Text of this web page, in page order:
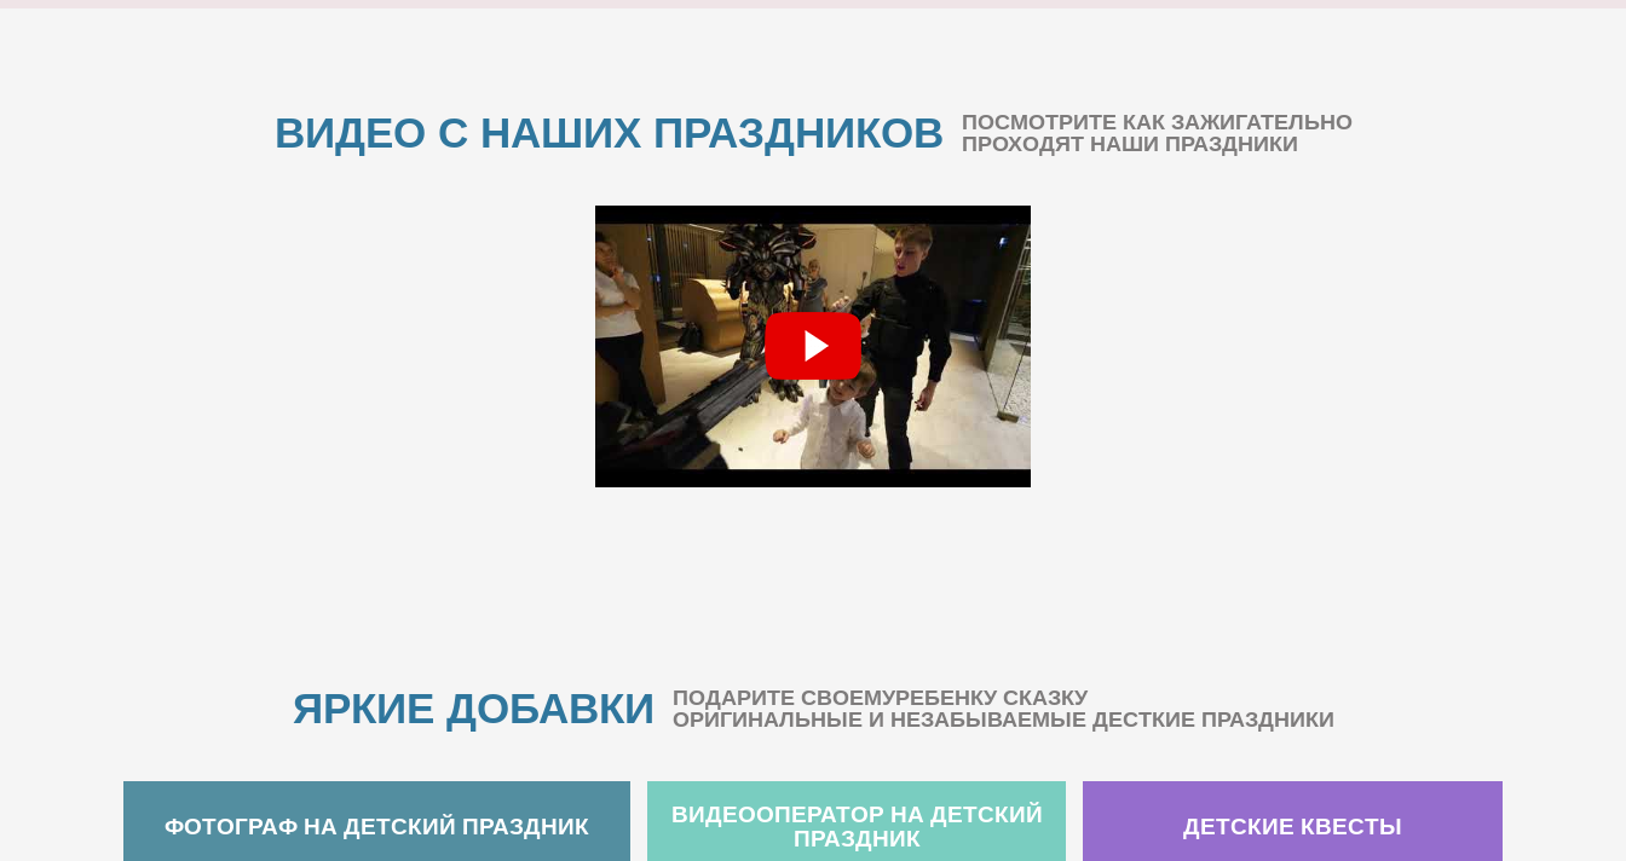
ВИДЕО С НАШИХ ПРАЗДНИКОВ
ПОСМОТРИТЕ КАК ЗАЖИГАТЕЛЬНО
ПРОХОДЯТ НАШИ ПРАЗДНИКИ
ЯРКИЕ ДОБАВКИ
ПОДАРИТЕ СВОЕМУРЕБЕНКУ СКАЗКУ
ОРИГИНАЛЬНЫЕ И НЕЗАБЫВАЕМЫЕ ДЕСТКИЕ ПРАЗДНИКИ
ФОТОГРАФ НА ДЕТСКИЙ ПРАЗДНИК
ВИДЕООПЕРАТОР НА ДЕТСКИЙ
ПРАЗДНИК
ДЕТСКИЕ КВЕСТЫ